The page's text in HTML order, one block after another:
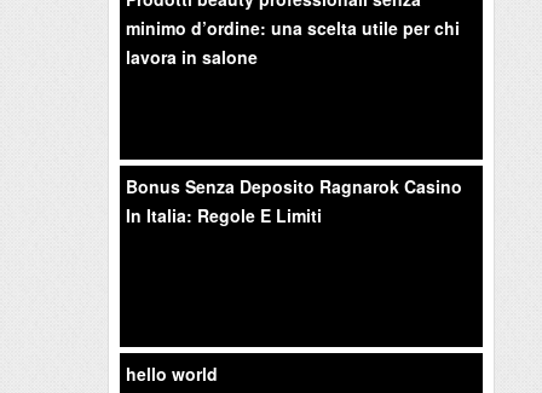
minimo d’ordine: una scelta utile per chi
lavora in salone
Bonus Senza Deposito Ragnarok Casino
In Italia: Regole E Limiti
hello world